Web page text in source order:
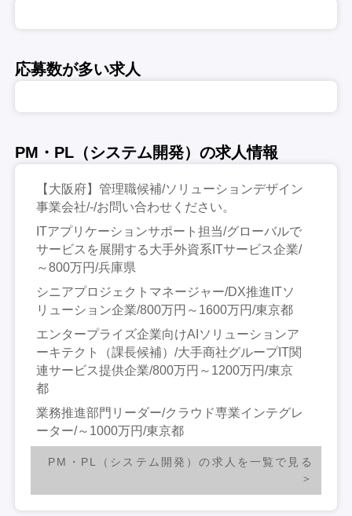
応募数が多い求人
PM・PL（システム開発）の求人情報
【大阪府】管理職候補/ソリューションデザイン
事業会社/-/お問い合わせください。
ITアプリケーションサポート担当/グローバルで
サービスを展開する大手外資系ITサービス企業/
～800万円/兵庫県
シニアプロジェクトマネージャー/DX推進ITソ
リューション企業/800万円～1600万円/東京都
エンタープライズ企業向けAIソリューションア
ーキテクト（課長候補）/大手商社グループIT関
連サービス提供企業/800万円～1200万円/東京
都
業務推進部門リーダー/クラウド専業インテグレ
ーター/～1000万円/東京都
PM・PL（システム開発）の求人を一覧で見る